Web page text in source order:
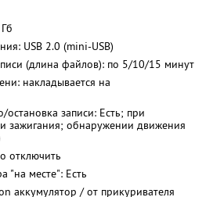
USB 2.0 (mini-USB)
(длина файлов): по 5/10/15 минут
накладывается на
остановка записи: Есть; при
зажигания; обнаружении движения
отключить
"на месте": Есть
аккумулятор / от прикуривателя